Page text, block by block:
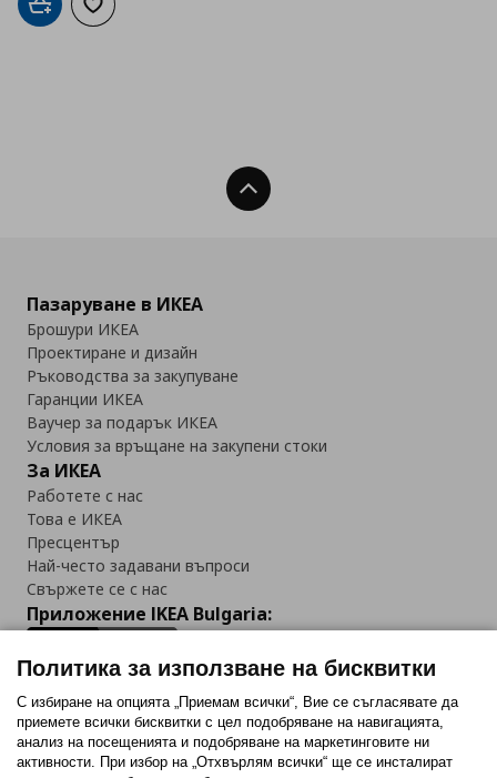
Добави в кошницата
Добави към списъка с любими
Нагоре
Пазаруване в ИКЕА
Брошури ИКЕА
Проектиране и дизайн
Ръководства за закупуване
Гаранции ИКЕА
Ваучер за подарък ИКЕА
Условия за връщане на закупени стоки
За ИКЕА
Работете с нас
Това е ИКЕА
Пресцентър
Най-често задавани въпроси
Свържете се с нас
Приложение IKEA Bulgaria:
Последвайте ни:
FacebookTwitterYoutubePinterestInstagram
Политика за използване на бисквитки
С избиране на опцията „Приемам всички“, Вие се съгласявате да
приемете всички бисквитки с цел подобряване на навигацията,
анализ на посещенията и подобряване на маркетинговите ни
активности. При избор на „Отхвърлям всички“ ще се инсталират